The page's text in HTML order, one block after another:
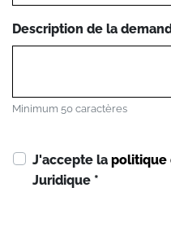
Description de la
Minimum 50 caractères
J'accepte la politique
Juridique *